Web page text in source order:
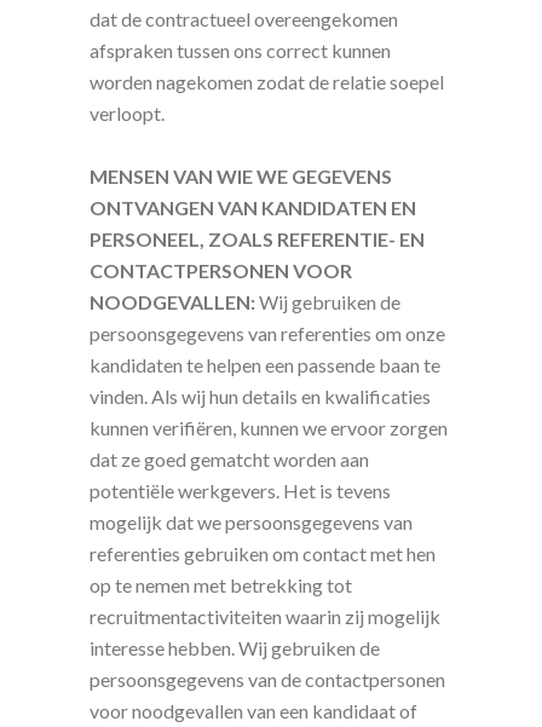
dat de contractueel overeengekomen
afspraken tussen ons correct kunnen
worden nagekomen zodat de relatie soepel
verloopt.
MENSEN VAN WIE WE GEGEVENS
ONTVANGEN VAN KANDIDATEN EN
PERSONEEL, ZOALS REFERENTIE- EN
CONTACTPERSONEN VOOR
NOODGEVALLEN:Wij gebruiken de
persoonsgegevens van referenties om onze
kandidaten te helpen een passende baan te
vinden. Als wij hun details en kwalificaties
kunnen verifiëren, kunnen we ervoor zorgen
dat ze goed gematcht worden aan
potentiële werkgevers. Het is tevens
mogelijk dat we persoonsgegevens van
referenties gebruiken om contact met hen
op te nemen met betrekking tot
recruitmentactiviteiten waarin zij mogelijk
interesse hebben. Wij gebruiken de
persoonsgegevens van de contactpersonen
voor noodgevallen van een kandidaat of